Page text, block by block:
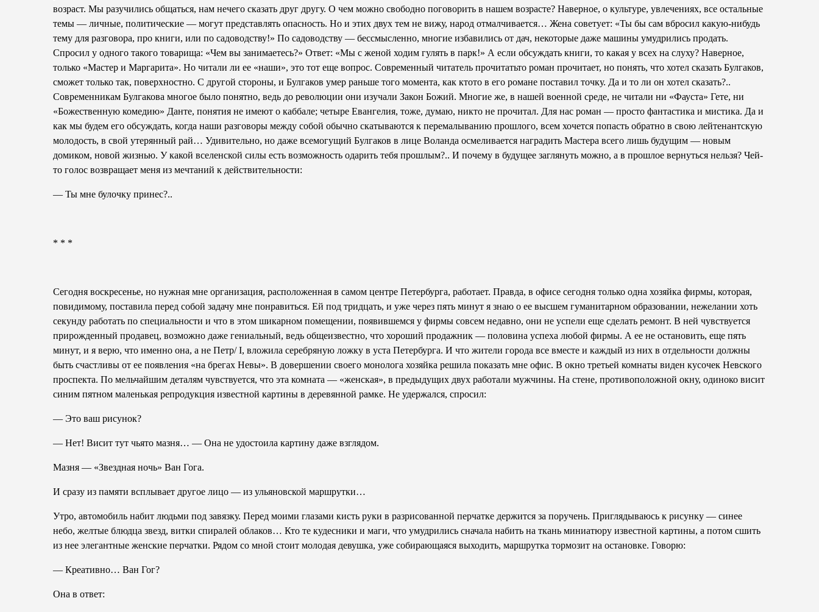
возраст. Мы разучились общаться, нам нечего сказать друг другу. О чем можно свободно поговорить в нашем возрасте? Наверное, о культуре, увлечениях, все остальные
темы — личные, политические — могут представлять опасность. Но и этих двух тем не вижу, народ отмалчивается… Жена советует: «Ты бы сам вбросил какую-нибудь
тему для разговора, про книги, или по садоводству!» По садоводству — бессмысленно, многие избавились от дач, некоторые даже машины умудрились продать.
Спросил у одного такого товарища: «Чем вы занимаетесь?» Ответ: «Мы с женой ходим гулять в парк!» А если обсуждать книги, то какая у всех на слуху? Наверное,
только «Мастер и Маргарита». Но читали ли ее «наши», это тот еще вопрос. Современный читатель прочитать­то роман прочитает, но понять, что хотел сказать Булгаков,
сможет только так, поверхностно. С другой стороны, и Булгаков умер раньше того момента, как кто­то в его романе поставил точку. Да и то ли он хотел сказать?..
Современникам Булгакова многое было понятно, ведь до революции они изучали Закон Божий. Многие же, в нашей военной среде, не читали ни «Фауста» Гете, ни
«Божественную комедию» Данте, понятия не имеют о каббале; четыре Евангелия, тоже, думаю, никто не прочитал. Для нас роман — просто фантастика и мистика. Да и
как мы будем его обсуждать, когда наши разговоры между собой обычно скатываются к перемалыванию прошлого, всем хочется попасть обратно в свою лейтенантскую
молодость, в свой утерянный рай… Удивительно, но даже всемогущий Булгаков в лице Воланда осмеливается наградить Мастера всего лишь будущим — новым
домиком, новой жизнью. У какой вселенской силы есть возможность одарить тебя прошлым?.. И почему в будущее заглянуть можно, а в прошлое вернуться нельзя? Чей-
то голос возвращает меня из мечтаний к действительности:
— Ты мне булочку принес?..
* * *
Сегодня воскресенье, но нужная мне организация, расположенная в самом центре Петербурга, работает. Правда, в офисе сегодня только одна хозяйка фирмы, которая,
по­видимому, поставила перед собой задачу мне понравиться. Ей под тридцать, и уже через пять минут я знаю о ее высшем гуманитарном образовании, нежелании хоть
секунду работать по специальности и что в этом шикарном помещении, появившемся у фирмы совсем недавно, они не успели еще сделать ремонт. В ней чувствуется
прирожденный продавец, возможно даже гениальный, ведь общеизвестно, что хороший продажник — половина успеха любой фирмы. А ее не остановить, еще пять
минут, и я верю, что именно она, а не Петр/ I, вложила серебряную ложку в уста Петербурга. И что жители города все вместе и каждый из них в отдельности должны
быть счастливы от ее появления «на брегах Невы». В довершении своего монолога хозяйка решила показать мне офис. В окно третьей комнаты виден кусочек Невского
проспекта. По мельчайшим деталям чувствуется, что эта комната — «женская», в предыдущих двух работали мужчины. На стене, противоположной окну, одиноко висит
синим пятном маленькая репродукция известной картины в деревянной рамке. Не удержался, спросил:
— Это ваш рисунок?
— Нет! Висит тут чья­то мазня… — Она не удостоила картину даже взглядом.
Мазня — «Звездная ночь» Ван Гога.
И сразу из памяти всплывает другое лицо — из ульяновской маршрутки…
Утро, автомобиль набит людьми под завязку. Перед моими глазами кисть руки в разрисованной перчатке держится за поручень. Приглядываюсь к рисунку — синее
небо, желтые блюдца звезд, витки спиралей облаков… Кто те кудесники и маги, что умудрились сначала набить на ткань миниатюру известной картины, а потом сшить
из нее элегантные женские перчатки. Рядом со мной стоит молодая девушка, уже собирающаяся выходить, маршрутка тормозит на остановке. Говорю:
— Креативно… Ван Гог?
Она в ответ: